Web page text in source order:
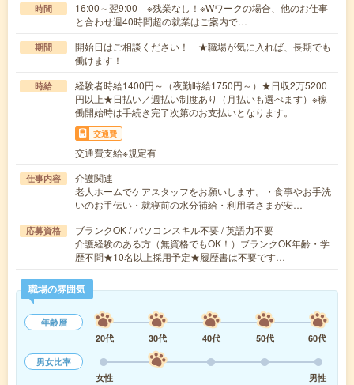
時間
16:00～翌9:00 ※残業なし！※Wワークの場合、他のお仕事
と合わせ週40時間超の就業はご案内で…
期間
開始日はご相談ください！ ★職場が気に入れば、長期でも
働けます！
時給
経験者時給1400円～（夜勤時給1750円～）★日収2万5200
円以上★日払い／週払い制度あり（月払いも選べます）※稼
働開始時は手続き完了次第のお支払いとなります。
交通費
交通費支給※規定有
仕事内容
介護関連
老人ホームでケアスタッフをお願いします。・食事やお手洗
いのお手伝い・就寝前の水分補給・利用者さまが安…
応募資格
ブランクOK / パソコンスキル不要 / 英語力不要
介護経験のある方（無資格でもOK！）ブランクOK年齢・学
歴不問★10名以上採用予定★履歴書は不要です…
職場の雰囲気
年齢層
20代
30代 40代 50代
60代
男女比率
女性
男性